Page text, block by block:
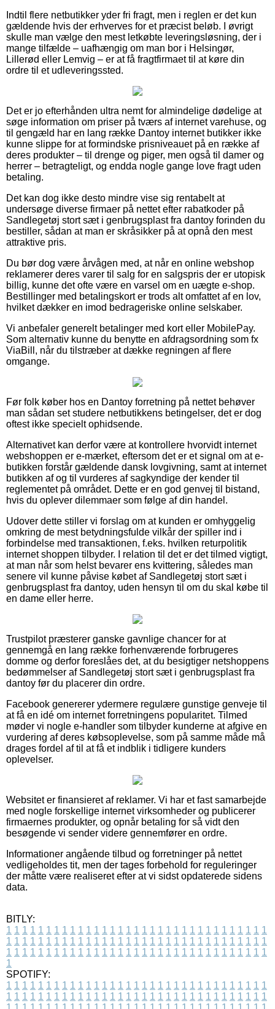
Indtil flere netbutikker yder fri fragt, men i reglen er det kun
gældende hvis der erhverves for et præcist beløb. I øvrigt
skulle man vælge den mest letkøbte leveringsløsning, der i
mange tilfælde – uafhængig om man bor i Helsingør,
Lillerød eller Lemvig – er at få fragtfirmaet til at køre din
ordre til et udleveringssted.
Det er jo efterhånden ultra nemt for almindelige dødelige at
søge information om priser på tværs af internet varehuse, og
til gengæld har en lang række Dantoy internet butikker ikke
kunne slippe for at formindske prisniveauet på en række af
deres produkter – til drenge og piger, men også til damer og
herrer – betragteligt, og endda nogle gange love fragt uden
betaling.
Det kan dog ikke desto mindre vise sig rentabelt at
undersøge diverse firmaer på nettet efter rabatkoder på
Sandlegetøj stort sæt i genbrugsplast fra dantoy forinden du
bestiller, sådan at man er skråsikker på at opnå den mest
attraktive pris.
Du bør dog være årvågen med, at når en online webshop
reklamerer deres varer til salg for en salgspris der er utopisk
billig, kunne det ofte være en varsel om en uægte e-shop.
Bestillinger med betalingskort er trods alt omfattet af en lov,
hvilket dækker en imod bedrageriske online selskaber.
Vi anbefaler generelt betalinger med kort eller MobilePay.
Som alternativ kunne du benytte en afdragsordning som fx
ViaBill, når du tilstræber at dække regningen af flere
omgange.
Før folk køber hos en Dantoy forretning på nettet behøver
man sådan set studere netbutikkens betingelser, det er dog
oftest ikke specielt ophidsende.
Alternativet kan derfor være at kontrollere hvorvidt internet
webshoppen er e-mærket, eftersom det er et signal om at e-
butikken forstår gældende dansk lovgivning, samt at internet
butikken af og til vurderes af sagkyndige der kender til
reglementet på området. Dette er en god genvej til bistand,
hvis du oplever dilemmaer som følge af din handel.
Udover dette stiller vi forslag om at kunden er omhyggelig
omkring de mest betydningsfulde vilkår der spiller ind i
forbindelse med transaktionen, f.eks. hvilken returpolitik
internet shoppen tilbyder. I relation til det er det tilmed vigtigt,
at man når som helst bevarer ens kvittering, således man
senere vil kunne påvise købet af Sandlegetøj stort sæt i
genbrugsplast fra dantoy, uden hensyn til om du skal købe til
en dame eller herre.
Trustpilot præsterer ganske gavnlige chancer for at
gennemgå en lang række forhenværende forbrugeres
domme og derfor foreslåes det, at du besigtiger netshoppens
bedømmelser af Sandlegetøj stort sæt i genbrugsplast fra
dantoy før du placerer din ordre.
Facebook genererer ydermere regulære gunstige genveje til
at få en idé om internet forretningens popularitet. Tilmed
møder vi nogle e-handler som tilbyder kunderne at afgive en
vurdering af deres købsoplevelse, som på samme måde må
drages fordel af til at få et indblik i tidligere kunders
oplevelser.
Websitet er finansieret af reklamer. Vi har et fast samarbejde
med nogle forskellige internet virksomheder og publicerer
firmaernes produkter, og opnår betaling for så vidt den
besøgende vi sender videre gennemfører en ordre.
Informationer angående tilbud og forretninger på nettet
vedligeholdes tit, men der tages forbehold for reguleringer
der måtte være realiseret efter at vi sidst opdaterede sidens
data.
BITLY:
1 1 1 1 1 1 1 1 1 1 1 1 1 1 1 1 1 1 1 1 1 1 1 1 1 1 1 1 1 1 1 1 1
1 1 1 1 1 1 1 1 1 1 1 1 1 1 1 1 1 1 1 1 1 1 1 1 1 1 1 1 1 1 1 1 1
1 1 1 1 1 1 1 1 1 1 1 1 1 1 1 1 1 1 1 1 1 1 1 1 1 1 1 1 1 1 1 1 1
1
SPOTIFY:
1 1 1 1 1 1 1 1 1 1 1 1 1 1 1 1 1 1 1 1 1 1 1 1 1 1 1 1 1 1 1 1 1
1 1 1 1 1 1 1 1 1 1 1 1 1 1 1 1 1 1 1 1 1 1 1 1 1 1 1 1 1 1 1 1 1